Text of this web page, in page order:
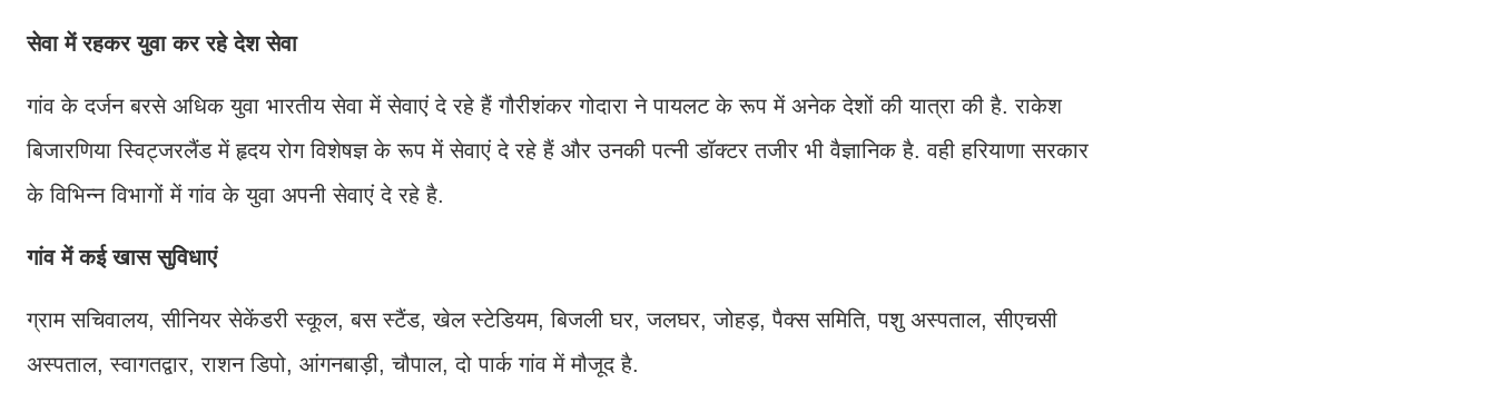
सेवा में रहकर युवा कर रहे देश सेवा
गांव के दर्जन बरसे अधिक युवा भारतीय सेवा में सेवाएं दे रहे हैं गौरीशंकर गोदारा ने पायलट के रूप में अनेक देशों की यात्रा की है. राकेश
बिजारणिया स्विट्जरलैंड में हृदय रोग विशेषज्ञ के रूप में सेवाएं दे रहे हैं और उनकी पत्नी डॉक्टर तजीर भी वैज्ञानिक है. वही हरियाणा सरकार
के विभिन्न विभागों में गांव के युवा अपनी सेवाएं दे रहे है.
गांव में कई खास सुविधाएं
ग्राम सचिवालय, सीनियर सेकेंडरी स्कूल, बस स्टैंड, खेल स्टेडियम, बिजली घर, जलघर, जोहड़, पैक्स समिति, पशु अस्पताल, सीएचसी
अस्पताल, स्वागतद्वार, राशन डिपो, आंगनबाड़ी, चौपाल, दो पार्क गांव में मौजूद है.